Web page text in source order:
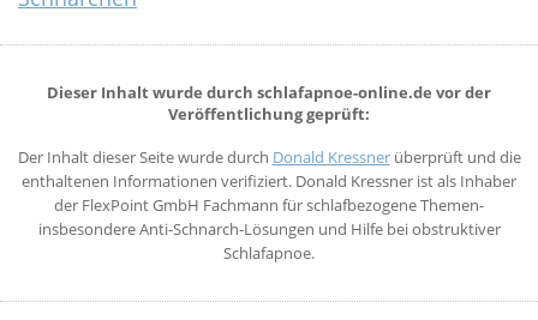
BEEINFLUSSUNG
SELBSTCHECK
THERAPIEN
Dieser Inhalt wurde durch schlafapnoe-online.de vor der
Veröffentlichung geprüft:
Der Inhalt dieser Seite wurde durch Donald Kressnerüberprüft und die
enthaltenen Informationen verifiziert. Donald Kressner ist als Inhaber
der FlexPoint GmbH Fachmann für schlafbezogene Themen-
insbesondere Anti-Schnarch-Lösungen und Hilfe bei obstruktiver
Schlafapnoe.